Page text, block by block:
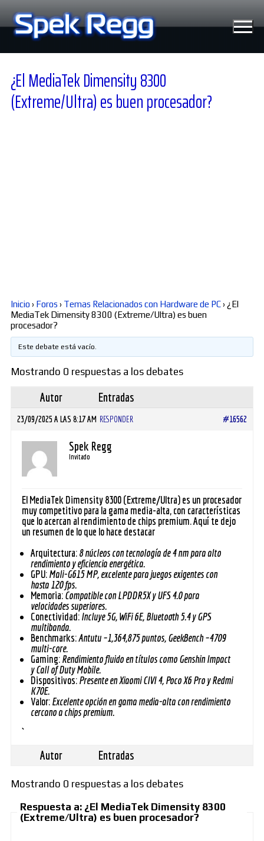
al
contenido
Tecnología
Soporte
Foros
¿El MediaTek Dimensity 8300
(Extreme/Ultra) es buen procesador?
Inicio› Foros › Temas Relacionados con Hardware de PC› ¿El
MediaTek Dimensity 8300 (Extreme/Ultra) es buen
procesador?
Este debate está vacío.
Mostrando 0 respuestas a los debates
Autor Entradas
23/09/2025 A LAS 8:17 AM #16562
RESPONDER
Spek Regg
Invitado
El MediaTek Dimensity 8300 (Extreme/Ultra) es un procesador
muy competitivo para la gama media-alta, con características
que lo acercan al rendimiento de chips premium. Aquí te dejo
un resumen de lo que lo hace destacar
Arquitectura:8 núcleos con tecnología de 4 nm para alto
rendimiento y eficiencia energética.
GPU:Mali-G615 MP, excelente para juegos exigentes con
hasta 120 fps.
Memoria:Compatible con LPDDR5X y UFS 4.0 para
velocidades superiores.
Conectividad:Incluye 5G, WiFi 6E, Bluetooth 5.4 y GPS
multibanda.
Benchmarks:Antutu ~1,364,875 puntos, GeekBench ~4709
multi-core.
Gaming:Rendimiento fluido en títulos como Genshin Impact
y Call of Duty Mobile.
Dispositivos:Presente en Xiaomi CIVI 4, Poco X6 Pro y Redmi
K70E.
Valor:Excelente opción en gama media-alta con rendimiento
cercano a chips premium.
`
Autor Entradas
Mostrando 0 respuestas a los debates
Respuesta a: ¿El MediaTek Dimensity 8300
(Extreme/Ultra) es buen procesador?